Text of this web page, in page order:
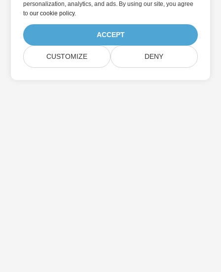
personalization, analytics, and ads. By using our site, you agree
toour cookie policy.
ACCEPT
CUSTOMIZE DENY